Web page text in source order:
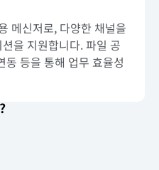
메신저로, 다양한 채널을
을 지원합니다. 파일 공
동 등을 통해 업무 효율성